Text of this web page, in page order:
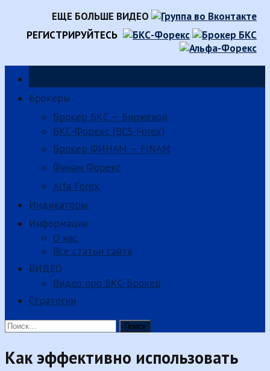
ЕЩЕ БОЛЬШЕ ВИДЕО
РЕГИСТРИРУЙТЕСЬ
Брокеры
Брокер БКС — Биржевой
БКС-Форекс (BCS-Forex)
Брокер ФИНАМ — FINAM
Финам Форекс
Alfa Forex
Индикаторы
Информация
О нас
Все статьи сайта
ВИДЕО
Видео про БКС-Брокер
Стратегии
Найти:
Как эффективно использовать